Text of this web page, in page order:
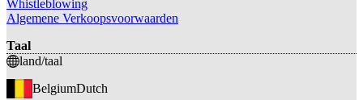
Whistleblowing
Algemene Verkoopsvoorwaarden
Taal
land/taal
BelgiumDutch